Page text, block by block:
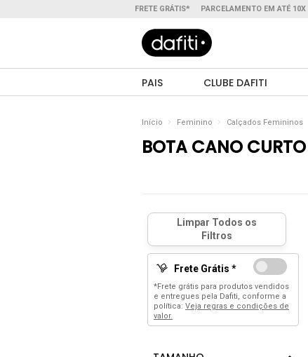
FRETE GRÁTIS* PARCELAMENTO EM ATÉ 10X
PAIS CLUBE DAFITI
Início Feminino Calçados Femininos
BOTA CANO CURTO
Frete Grátis *
*Frete grátis para produtos vendidos
e entregues pela Dafiti, conforme a
política: Veja regras e condições de
valor.